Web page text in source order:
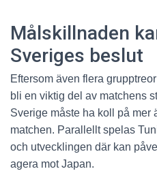
Målskillnaden
Sveriges beslut
Eftersom även flera
bli en viktig del av matchens
Sverige måste ha koll på mer
matchen. Parallellt spelas
och utvecklingen där kan
agera mot Japan.